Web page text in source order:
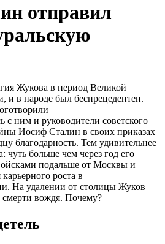
отправил
Жукова в период Великой
и в народе был беспрецедентен.
с ним и руководители советского
Иосиф Сталин в своих приказах
благодарность. Тем удивительнее
чуть больше чем через год его
подальше от Москвы и
роста в
На удалении от столицы Жуков
смерти вождя. Почему?